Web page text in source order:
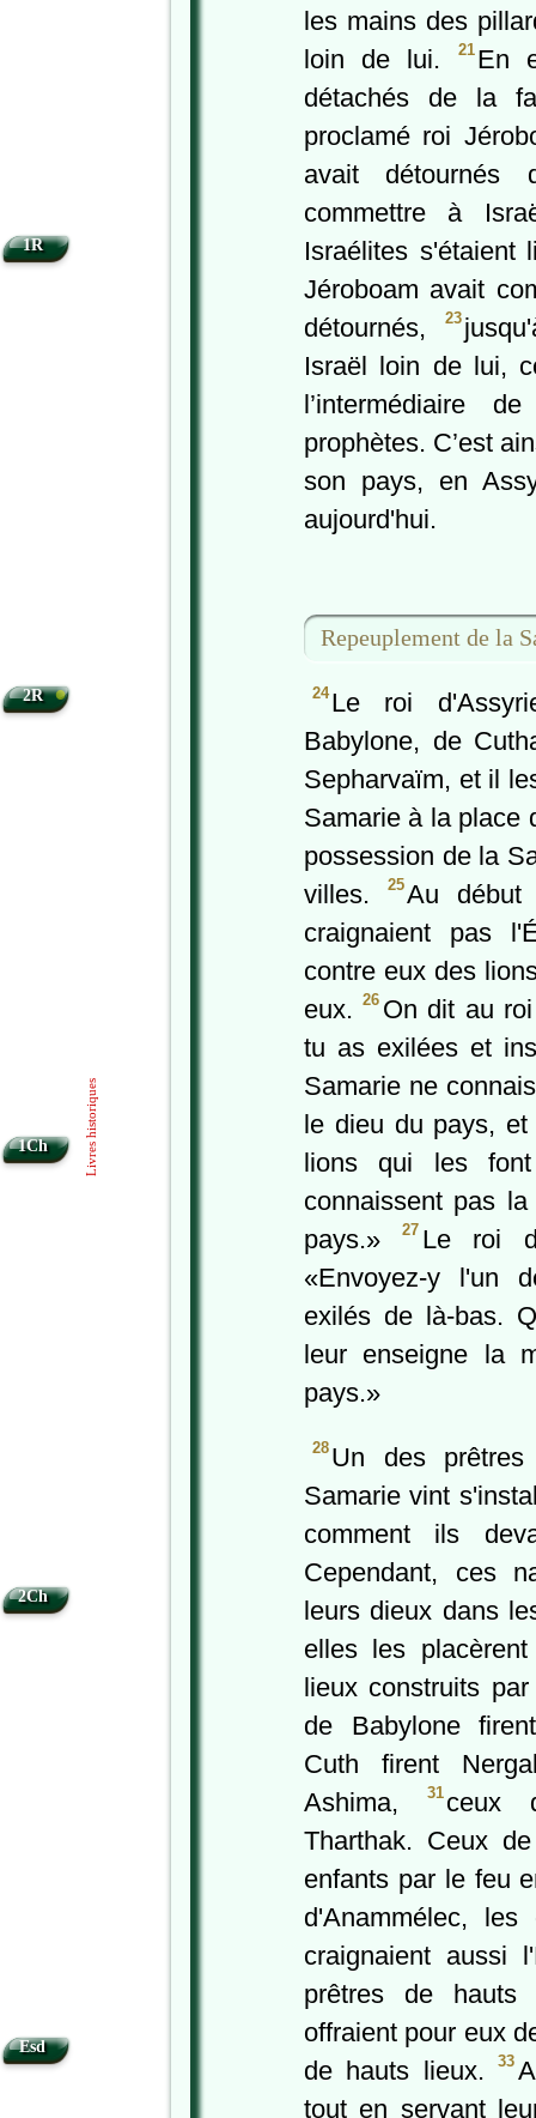
les mains des
loin de lui.
21 En
détachés de la
proclamé roi
avait
commettre à
Israélites s'étaient
Jéroboam avait
détournés,
23
Israël loin de lui,
l’intermédiaire
prophètes. C’est
son pays, en
aujourd'hui.
Repeuplement de la
24 Le roi
Babylone, de
Sepharvaïm, et il
Samarie à la place
possession de la
villes.25Au
craignaient pas
contre eux des
eux.26 On dit au
tu as exilées et
Samarie ne
le dieu du pays,
lions qui les font
connaissent pas
pays.»27 Le roi
«Envoyez-y l'un
exilés de là-bas.
leur enseigne la
pays.»
28 Un des
Samarie vint
comment ils
Cependant, ces
leurs dieux dans
elles les
lieux construits
de Babylone
Cuth firent
Ashima,31 ceux
Tharthak. Ceux
enfants par le feu
d'Anammélec,
craignaient aussi
prêtres de
offraient pour eux
de hauts lieux.33
tout en servant
1R
2R
1Ch
2Ch
Esd
Livres historiques
•